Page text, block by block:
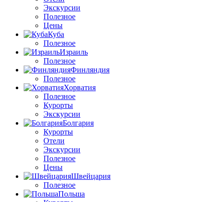
Экскурсии
Полезное
Цены
Куба
Полезное
Израиль
Полезное
Финляндия
Полезное
Хорватия
Полезное
Курорты
Экскурсии
Болгария
Курорты
Отели
Экскурсии
Полезное
Цены
Швейцария
Полезное
Польша